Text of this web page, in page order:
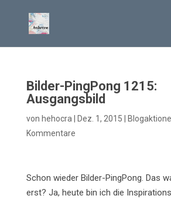
Bilder-PingPong 1215:
Ausgangsbild
von hehocra Dez. 1, 2015
Kommentare
Schon wieder Bilder-PingPong. Das
erst? Ja, heute bin ich die